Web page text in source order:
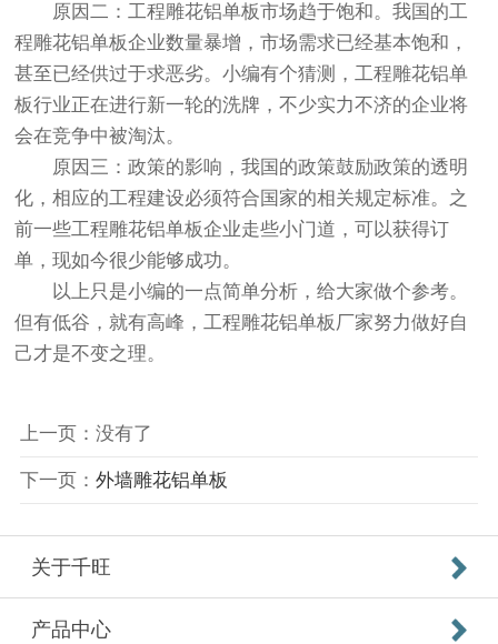
原因二：工程雕花铝单板市场趋于饱和。我国的工
程雕花铝单板企业数量暴增，市场需求已经基本饱和，
甚至已经供过于求恶劣。小编有个猜测，工程雕花铝单
板行业正在进行新一轮的洗牌，不少实力不济的企业将
会在竞争中被淘汰。
原因三：政策的影响，我国的政策鼓励政策的透明
化，相应的工程建设必须符合国家的相关规定标准。之
前一些工程雕花铝单板企业走些小门道，可以获得订
单，现如今很少能够成功。
以上只是小编的一点简单分析，给大家做个参考。
但有低谷，就有高峰，工程雕花铝单板厂家努力做好自
己才是不变之理。
上一页：没有了
下一页： 外墙雕花铝单板
关于千旺
产品中心